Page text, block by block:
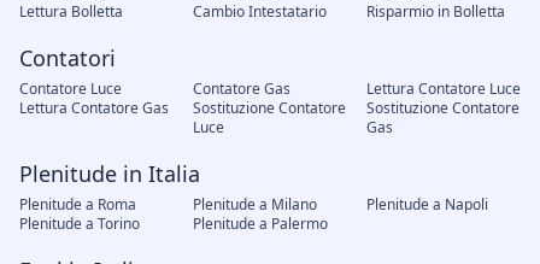
Lettura Bolletta
Cambio Intestatario Risparmio in Bolletta
Contatori
Contatore Luce Contatore Gas
Lettura Contatore Luce
Lettura Contatore Gas
Sostituzione Contatore
Luce
Sostituzione Contatore
Gas
Plenitude in Italia
Plenitude a Roma Plenitude a Milano
Plenitude a Napoli
Plenitude a Torino
Plenitude a Palermo